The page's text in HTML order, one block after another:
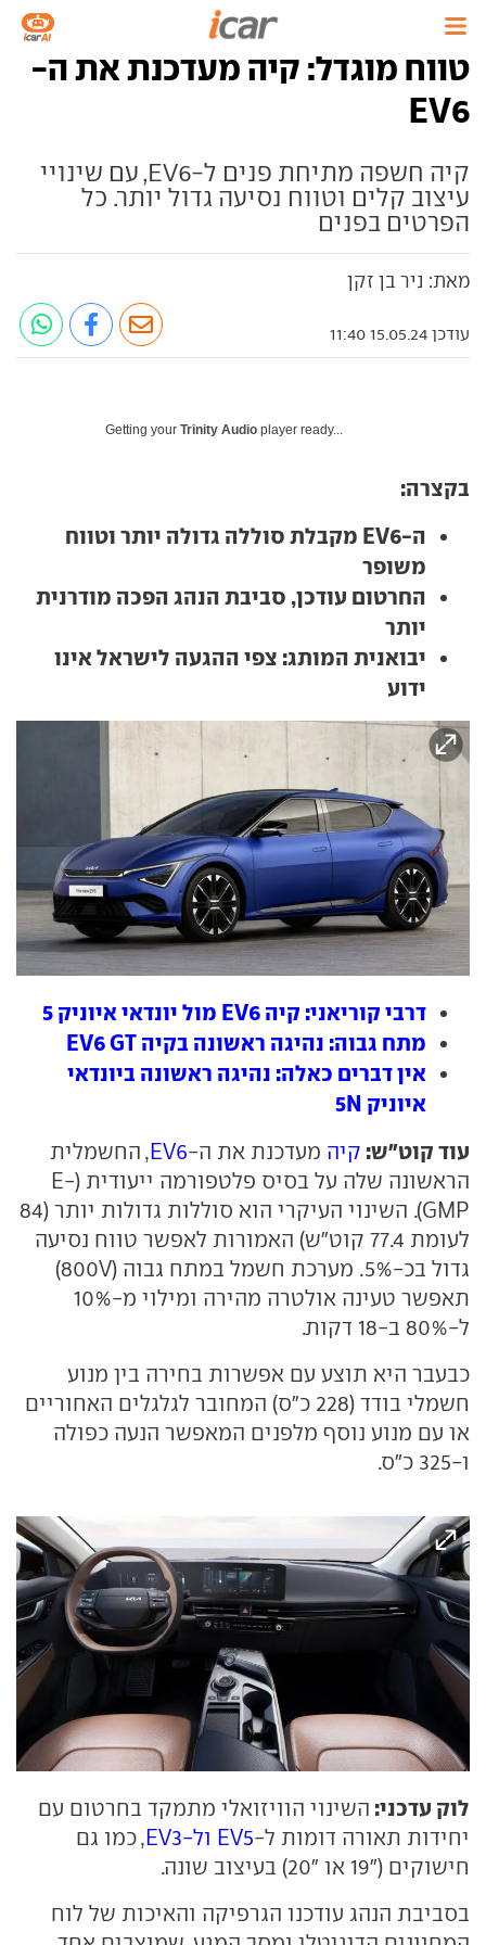
טווח מוגדל: קיה מעדכנת את ה-
EV6
קיה חשפה מתיחת פנים ל-EV6, עם שינויי
עיצוב קלים וטווח נסיעה גדול יותר. כל
הפרטים בפנים
מאת: ניר בן זקן
עודכן 15.05.24 11:40
Getting your Trinity Audio player ready...
בקצרה:
ה-EV6 מקבלת סוללה גדולה יותר וטווח
משופר
החרטום עודכן, סביבת הנהג הפכה מודרנית
יותר
יבואנית המותג: צפי ההגעה לישראל אינו
ידוע
דרבי קוריאני: קיה EV6 מול יונדאי איוניק 5
מתח גבוה: נהיגה ראשונה בקיה EV6 GT
אין דברים כאלה: נהיגה ראשונה ביונדאי
איוניק 5N
עוד קוט"ש: קיה מעדכנת את ה-EV6, החשמלית
הראשונה שלה על בסיס פלטפורמה ייעודית (E-
GMP). השינוי העיקרי הוא סוללות גדולות יותר (84
לעומת 77.4 קוט"ש) האמורות לאפשר טווח נסיעה
גדול בכ-5%. מערכת חשמל במתח גבוה (800V)
תאפשר טעינה אולטרה מהירה ומילוי מ-10%
ל-80% ב-18 דקות.
כבעבר היא תוצע עם אפשרות בחירה בין מנוע
חשמלי בודד (228 כ"ס) המחובר לגלגלים האחוריים
או עם מנוע נוסף מלפנים המאפשר הנעה כפולה
ו-325 כ"ס.
לוק עדכני: השינוי הוויזואלי מתמקד בחרטום עם
יחידות תאורה דומות ל-EV5 ול-EV3
, כמו גם
חישוקים ("19 או "20) בעיצוב שונה.
בסביבת הנהג עודכנו הגרפיקה והאיכות של לוח